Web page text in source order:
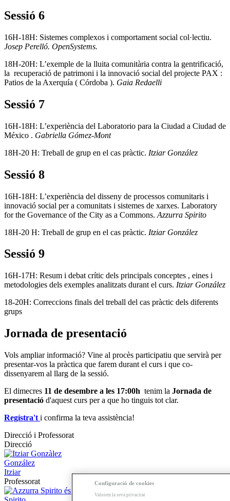
Sessió 6
16H-18H: Sistemes complexos i comportament social col·lectiu.
Josep Perelló. OpenSystems.
18H-20H: L’exemple de la lluita comunitària contra la gentrificació,
la recuperació de patrimoni i la innovació social del projecte PAX :
Patios de la Axerquía ( Córdoba ). Gaia Redaelli
Sessió 7
16H-18H: L’experiència del Laboratorio para la Ciudad a Ciudad de
México . Gabriella Gómez-Mont
18H-20 H: Treball de grup en el cas pràctic. Itziar González
Sessió 8
16H-18H: L’experiència del disseny de processos comunitaris i
innovació social per a comunitats i sistemes de xarxes. Laboratory
for the Governance of the City as a Commons. Azzurra Spirito
18H-20 H: Treball de grup en el cas pràctic. Itziar González
Sessió 9
16H-17H: Resum i debat crític dels principals conceptes , eines i
metodologies dels exemples analitzats durant el curs. Itziar González
18-20H: Correccions finals del treball del cas pràctic dels diferents
grups
Jornada de presentació
Vols ampliar informació? Vine al procès participatiu que servirà per
presentar-vos la pràctica que farem durant el curs i que co-
dissenyarem al llarg de la sessió.
El dimecres 11 de desembre a les 17:00h tenim la Jornada de
presentació d'aquest curs per a que ho tinguis tot clar.
Regístra't i confirma la teva assistència!
Direcció i Professorat
Direcció
González
Itziar
Professorat
Configuració de cookies
Valorem la seva privacitat